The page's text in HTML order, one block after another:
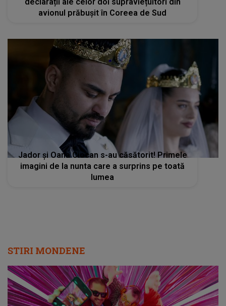
Jador și Oana Ciocan s-au căsătorit! Primele
imagini de la nunta care a surprins pe toată
lumea
STIRI MONDENE
Radio Impuls cucerește tot mai mulți